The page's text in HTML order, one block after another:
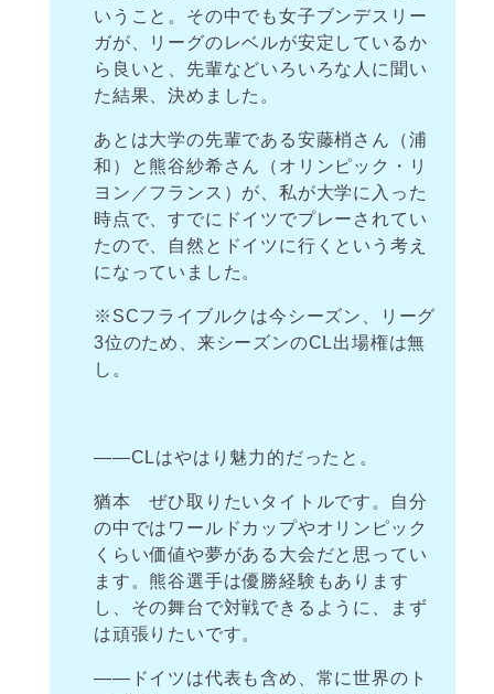
いうこと。その中でも女子ブンデスリー
ガが、リーグのレベルが安定しているか
ら良いと、先輩などいろいろな人に聞い
た結果、決めました。
あとは大学の先輩である安藤梢さん（浦
和）と熊谷紗希さん（オリンピック・リ
ヨン／フランス）が、私が大学に入った
時点で、すでにドイツでプレーされてい
たので、自然とドイツに行くという考え
になっていました。
※SCフライブルクは今シーズン、リーグ
3位のため、来シーズンのCL出場権は無
し。
――CLはやはり魅力的だったと。
猶本 ぜひ取りたいタイトルです。自分
の中ではワールドカップやオリンピック
くらい価値や夢がある大会だと思ってい
ます。熊谷選手は優勝経験もあります
し、その舞台で対戦できるように、まず
は頑張りたいです。
――ドイツは代表も含め、常に世界のト